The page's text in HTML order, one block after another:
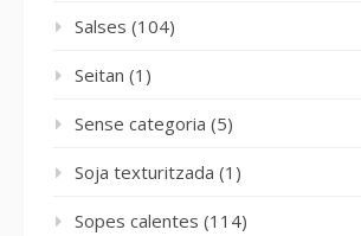
Salses (104)
Seitan (1)
Sense categoria (5)
Soja texturitzada (1)
Sopes calentes (114)